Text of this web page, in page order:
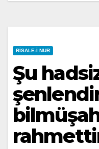
RISALE-I NUR
Şu